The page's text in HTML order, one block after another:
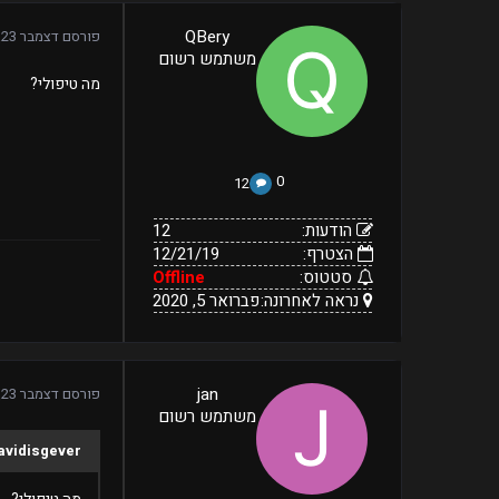
הודעות:
הצטרף:
סטטוס:
Offline
נראה
לאחרונה:
פברואר
QBery
משתמש רשום
0
12
הודעות:
12
הצטרף:
12/21/19
סטטוס:
Offline
נראה לאחרונה:פברואר 5, 2020
פורסםדצמבר 23, 2019
מה טיפולי?
הודעות:
הצטרף:
סטטוס:
Offline
נראה
לאחרונה:
ינואר
jan
משתמש רשום
פורסםדצמבר 23, 2019